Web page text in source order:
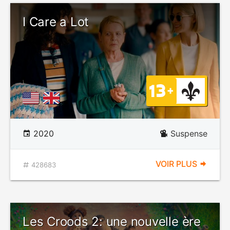
I Care a Lot
2020 Suspense
428683 VOIR PLUS
Les Croods 2: une nouvelle ère